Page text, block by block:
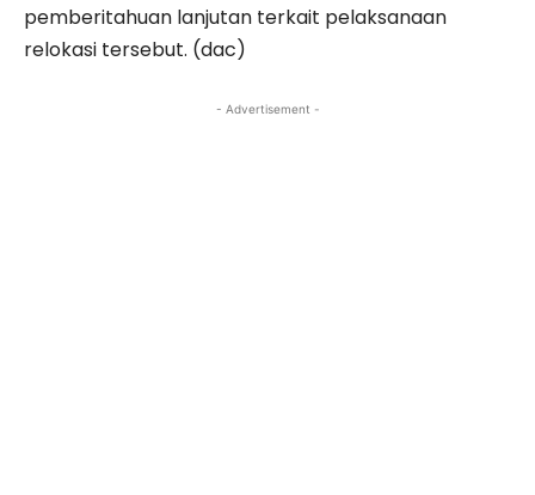
pemberitahuan lanjutan terkait pelaksanaan
relokasi tersebut. (dac)
- Advertisement -